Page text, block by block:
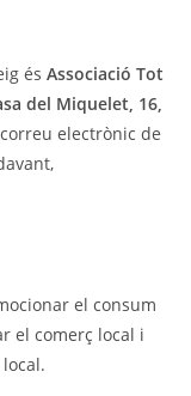
ésAssociació Tot
del Miquelet, 16,
electrònic de
el consum
el comerç local i